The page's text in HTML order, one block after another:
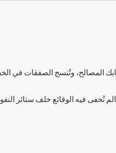
المصالح، وتُنسج الصفقات في
تُخفى فيه الوقائع خلف ستائر